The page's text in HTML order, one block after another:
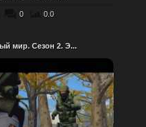
0 0.0
мир. Сезон 2. Э...